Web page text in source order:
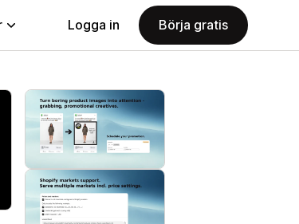
Logga in Börja gratis